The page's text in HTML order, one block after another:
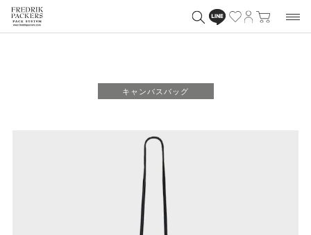
キャンバスバッグ